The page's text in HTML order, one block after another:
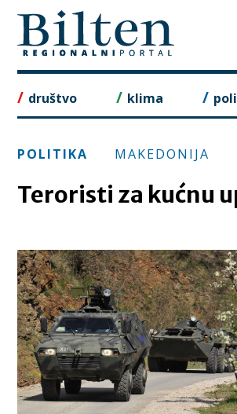
to
content
društvo klima
POLITIKA MAKEDONIJA
Teroristi za kućnu